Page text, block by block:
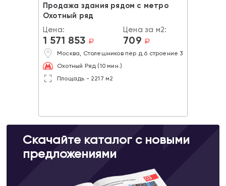
Продажа здания рядом с метро
Охотный ряд
Цена:
1 571 853 a
Цена за м2:
709 a
Москва, Столешников пер д.6 строение 3
Охотный Ряд (10 мин.)
Площадь - 2217 м2
Скачайте каталог с новыми
предложениями